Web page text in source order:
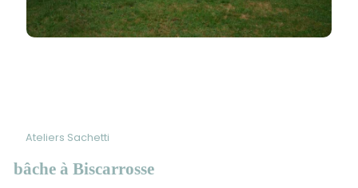
Ateliers Sachetti
bâche à Biscarrosse